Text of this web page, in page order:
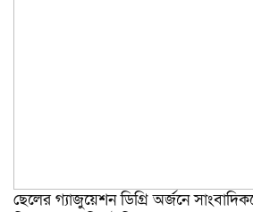
ছেলের গ্যাজুয়েশন ডিগ্রি অর্জনে